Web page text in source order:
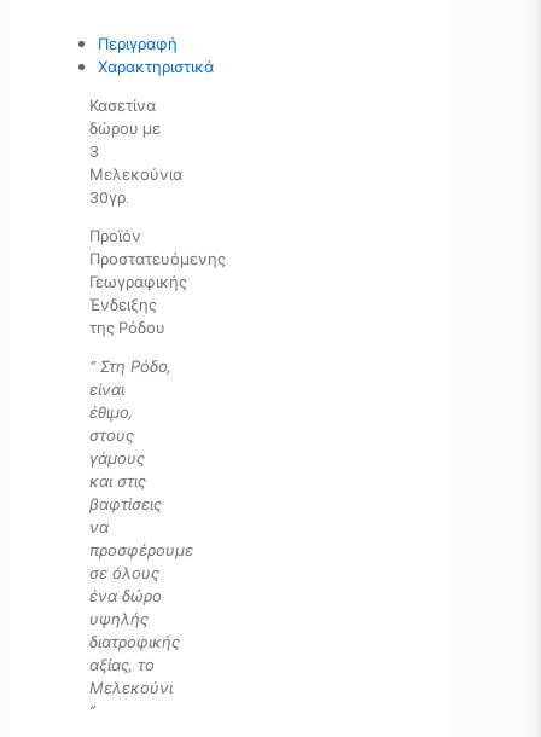
Περιγραφή
Χαρακτηριστικά
Κασετίνα
δώρου με
3
Μελεκούνια
30γρ.
Προϊόν
Προστατευόμενης
Γεωγραφικής
Ένδειξης
της Ρόδου
” Στη Ρόδο,
είναι
έθιμο,
στους
γάμους
και στις
βαφτίσεις
να
προσφέρουμε
σε όλους
ένα δώρο
υψηλής
διατροφικής
αξίας, το
Μελεκούνι
“